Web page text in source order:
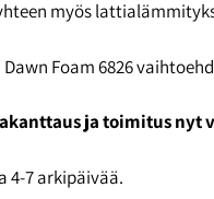
myös
Foam 6826
ja toimitus nyt
4-7 arkipäivää.